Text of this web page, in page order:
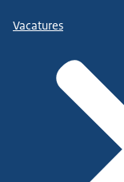
Vacatures